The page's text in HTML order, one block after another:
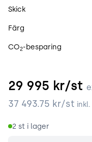
Skick
Färg
CO2-besparing
29 995 kr/st
37 493.75 kr/st
2 st i lager